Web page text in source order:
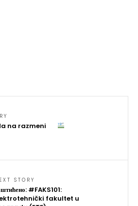
na razmeni
STORY
#FAKS101:
fakultet u